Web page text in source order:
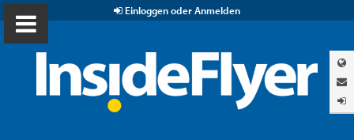
Einloggen oder Anmelden